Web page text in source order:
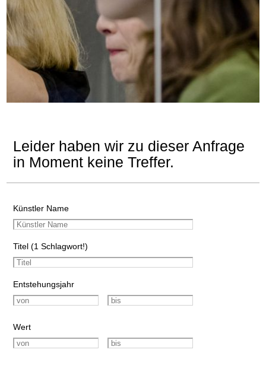
Leider haben wir zu dieser Anfrage
in Moment keine Treffer.
Künstler Name
Titel (1 Schlagwort!)
Entstehungsjahr
Wert